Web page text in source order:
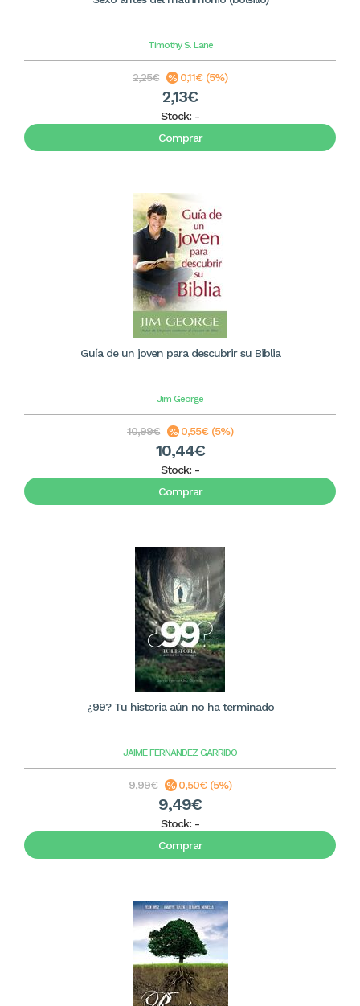
Timothy S. Lane
2,25€ 0,11€ (5%)
2,13€
Stock: -
Comprar
Guía de un joven para descubrir su Biblia
Jim George
10,99€ 0,55€ (5%)
10,44€
Stock: -
Comprar
¿99? Tu historia aún no ha terminado
JAIME FERNANDEZ GARRIDO
9,99€ 0,50€ (5%)
9,49€
Stock: -
Comprar